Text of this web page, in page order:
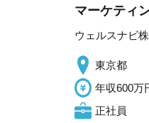
マーケティ
ウェルスナビ
東京都
年収600万
正社員